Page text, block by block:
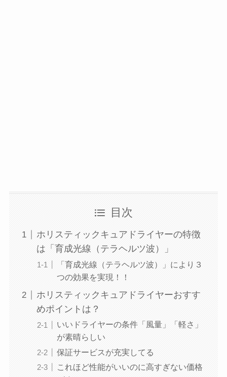
目次
ホリスティックキュアドライヤーの特徴
は「育成光線（テラヘルツ波）」
「育成光線（テラヘルツ波）」により３
つの効果を実現！！
ホリスティックキュアドライヤーおすす
めポイントは？
いいドライヤーの条件「風量」「軽さ」
が素晴らしい
保証サービスが充実してる
これほど性能がいいのに高すぎない価格